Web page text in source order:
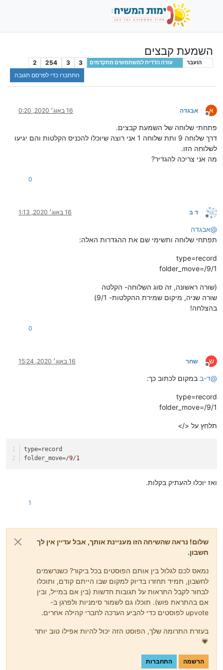
השמעת קבצים
הועבר עזרה הדדית למשתמשים מתקדמים 3
3
254
2
התחברו כדי לפרסם תגובה
א
מנותק
אבגדה 16 באוג׳ 2020, 0:20
פתחתי שלוחה של השמעת קבצים.
דרך שלוחה 9 ותת שלוחה 1 אני רוצה שיוכלו להכניס הקלטות והם יגיעו
לשלוחה הזו.
מה אני צריכה להגדיר?
0
מנותק
ד ב 16 באוג׳ 2020, 1:13
@אבגדה
תפתחי שלוחה ותשימי שם את ההגדרות האלה:
type=record
folder_move=/9/1
(שורה ראשונה, זה סוג השלוחה- הקלטה
שורה שניה, מיקום שמירת ההקלטות- 9/1)
בהצלחה!
0
ש
מנותק
שחר 16 באוג׳ 2020, 15:24
@ד-ב במקום לכתוב כך:
type=record
folder_move=/9/1
תלחץ על </>
type=record
folder_move=/9/1
ואז יוכלו להעתיק בקלות.
1
שלום! נראה שהשיחה הזו מעניינת אותך, אבל עדיין אין לך
חשבון.
נמאס לכם לגלול בין אותם הפוסטים בכל ביקור? כשנרשמים
לחשבון, תמיד תחזרו בדיוק למקום שבו הייתם קודם, ותוכלו
לבחור לקבל התראות על תגובות חדשות (בין אם במייל, ובין
אם בהתראת פוש). תוכלו גם לשמור סימניות ולפרגן ב-
upvote לפוסטים כדי להביע הערכה לחברי קהילה אחרים.
בעזרת התרומה שלך, הפוסט הזה יכול להיות אפילו טוב יותר
💗
הרשמה התחברות